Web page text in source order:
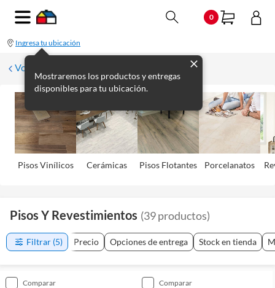
0
Ingresa tu ubicación
Mostraremos los productos y entregas
disponibles para tu ubicación.
Volver
Pisos Viní­licos Cerámicas Pisos Flotantes Porcelanatos
Pisos Y Revestimientos (39productos)
Filtrar (5) Precio Opciones de entrega Stock en tienda
comparar comparar